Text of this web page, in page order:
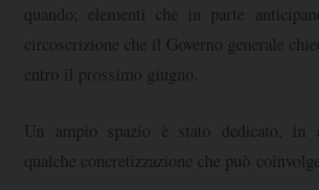
quando; elementi che in parte
circoscrizione che il Governo generale
entro il prossimo giugno.
Un ampio spazio è stato dedicato, in
qualche concretizzazione che può